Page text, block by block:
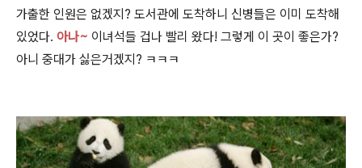
가출한 인원은 없겠지? 도서관에 도착하니 신병들은 이미 도착해
있었다. 아나~ 이녀석들 겁나 빨리 왔다! 그렇게 이 곳이 좋은가?
아니 중대가 싫은거겠지? ㅋㅋㅋ